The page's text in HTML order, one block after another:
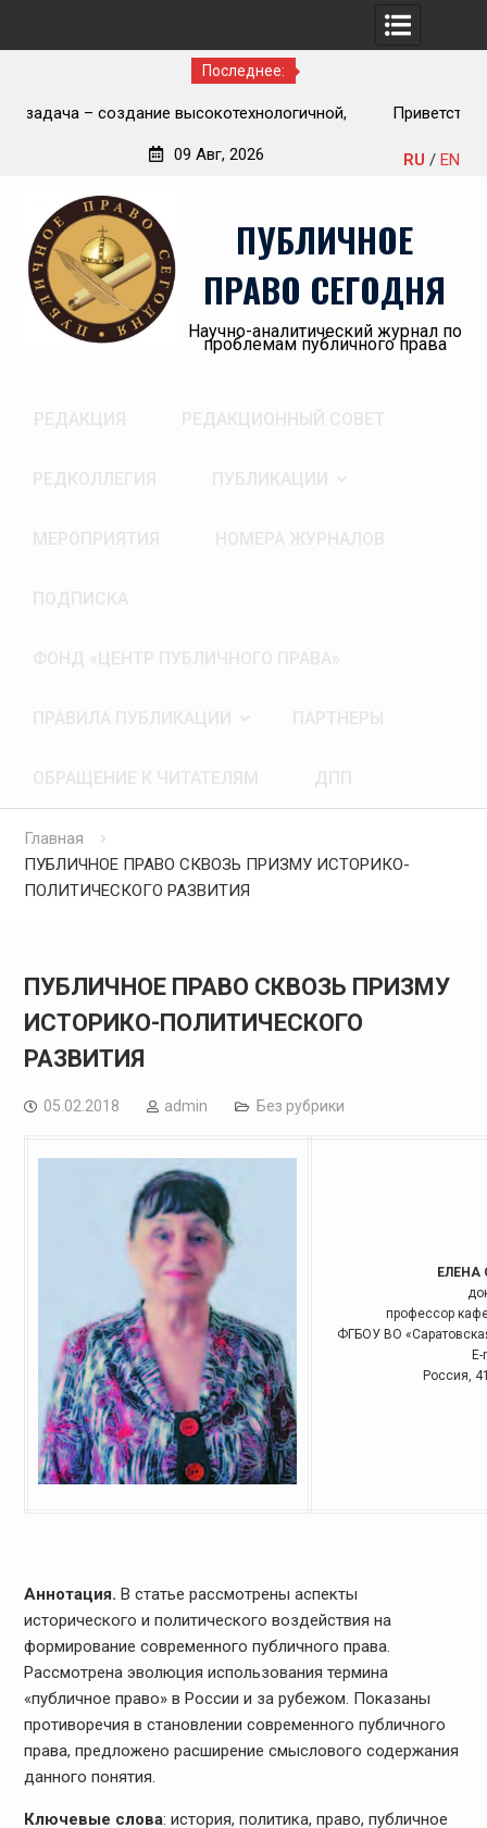
Последнее:
Приветствие Статс-секретаря -заместителя Министра
Олеговича Салагая участникам секции
«Административный порядок рассмотрения публично-
правовых споров и правовая медицина» II Донбасского
юридического форума «Правовое пространство
Донбасса:вектор 2026»
RU /EN
09 Авг, 2026
содержимому
ПУБЛИЧНОЕ
ПРАВО СЕГОДНЯ
Научно-аналитический журнал по
проблемам публичного права
Главная
ПУБЛИЧНОЕ ПРАВО СКВОЗЬ ПРИЗМУ ИСТОРИКО-
ПОЛИТИЧЕСКОГО РАЗВИТИЯ
ПУБЛИЧНОЕ ПРАВО СКВОЗЬ ПРИЗМУ
ИСТОРИКО-ПОЛИТИЧЕСКОГО
РАЗВИТИЯ
05.02.2018 admin Без рубрики
профессор
ФГБОУ ВО
Россия,
Аннотация. В статье рассмотрены аспекты
исторического и политического воздействия на
формирование современного публичного права.
Рассмотрена эволюция использования термина
«публичное право» в России и за рубежом. Показаны
противоречия в становлении современного публичного
права, предложено расширение смыслового содержания
данного понятия.
Ключевые слова: история, политика, право, публичное